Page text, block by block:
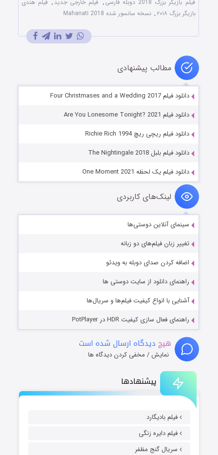
پیشنهادها
فیلم بادیگارد
فیلم دایره زنگی
سریال گنج مظفر
فیلم بازیگر بزرگ 2018 دوبله فارسی , فیلم خارجی جدید , فیلم هندی
بازیگر بزرگ ۲۰۱۸
, نسخه سانسور شده Mahanati 2018
مطالب پیشنهادی
دانلود فیلم Four Christmases and a Wedding 2017
دانلود فیلم Are You Lonesome Tonight? 2021
دانلود فیلم ریچی ریچ Richie Rich 1994
دانلود فیلم بلبل The Nightingale 2018
دانلود فیلم یک لحظه One Moment 2021
لینک‌های کاربردی
سینمای آنلاین دوستی‌ها
تغییر زبان فیلم‌های دو زبانه
اضافه کردن صدای دوبله به ویدئو
راهنمای دانلود از سایت دوستی ها
آشنایی با انواع کیفیت فیلم‌ها و سریال‌ها
راهنمای فعال سازی کیفیت HDR در PotPlayer
هیچ دیدگاه ارسال شده است
نمایش / مخفی کردن دیدگاه ها